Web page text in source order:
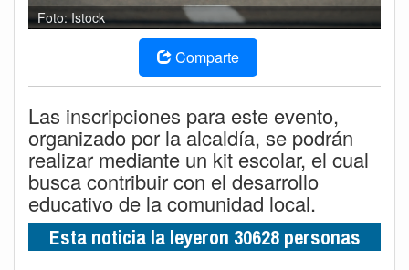
Foto: Istock
Comparte
Las inscripciones para este evento,
organizado por la alcaldía, se podrán
realizar mediante un kit escolar, el cual
busca contribuir con el desarrollo
educativo de la comunidad local.
Esta noticia la leyeron 30628 personas